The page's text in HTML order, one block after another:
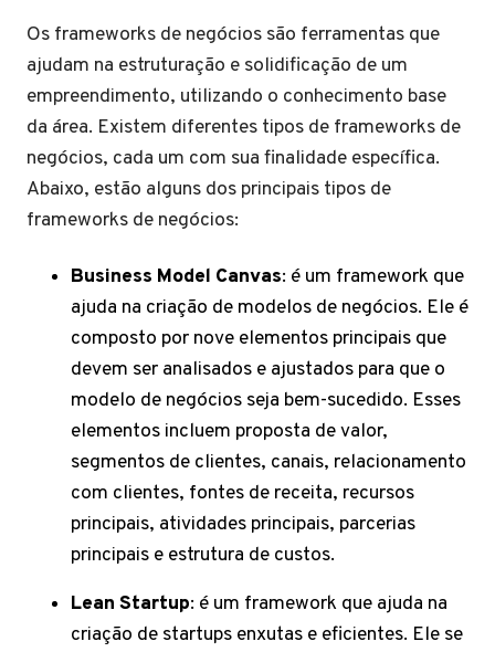
Os frameworks de negócios são ferramentas que
ajudam na estruturação e solidificação de um
empreendimento, utilizando o conhecimento base
da área. Existem diferentes tipos de frameworks de
negócios, cada um com sua finalidade específica.
Abaixo, estão alguns dos principais tipos de
frameworks de negócios:
Business Model Canvas: é um framework que
ajuda na criação de modelos de negócios. Ele é
composto por nove elementos principais que
devem ser analisados e ajustados para que o
modelo de negócios seja bem-sucedido. Esses
elementos incluem proposta de valor,
segmentos de clientes, canais, relacionamento
com clientes, fontes de receita, recursos
principais, atividades principais, parcerias
principais e estrutura de custos.
Lean Startup: é um framework que ajuda na
criação de startups enxutas e eficientes. Ele se